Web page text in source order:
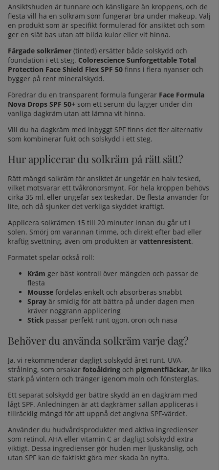
Ansiktshuden är tunnare och känsligare än kroppens, och de
flesta vill ha en solkräm som fungerar bra under makeup. Välj
en produkt som är specifikt formulerad för ansiktet och som
ger en slät bas utan att bilda kulor eller vit hinna.
Färgade solkrämer (tinted) ersätter både solskydd och
foundation i ett steg. Colorescience Sunforgettable Total
Protection Face Shield Flex SPF 50 finns i flera nyanser och
bygger på rent mineralskydd.
Föredrar du en transparent formula fungerar Face Formula
Nova Drops SPF 50+ som ett serum du lägger under din
vanliga dagkräm utan att lämna vit hinna.
Vill du ha dagkräm med inbyggt SPF finns det fler alternativ
som kombinerar fukt och solskydd i ett steg.
Hur applicerar du solkräm på rätt sätt?
Rätt mängd solkräm för ansiktet är ungefär en halv tesked,
vilket motsvarar ett tvåkronorsmynt. För hela kroppen behövs
cirka 35 ml, eller ungefär sex teskedar. De flesta använder för
lite, och då sjunker det verkliga skyddet kraftigt.
Applicera solkrämen 15 till 20 minuter innan du går ut i
solen. Smörj om varannan timme, och direkt efter bad eller
kraftig svettning, även om produkten är vattenresistent.
Formatet spelar också roll:
Kräm ger bäst kontroll över mängden och passar de
flesta
Mousse fördelas enkelt och absorberas snabbt
Spray är smidig för att bättra på under dagen men
kräver noggrann applicering
Stick passar perfekt runt ögon, öron och näsa
Behöver du använda solkräm varje dag?
Ja, vi rekommenderar dagligt solskydd året runt. UVA-
strålning, som orsakar fotoåldring och pigmentfläckar, är lika
stark på vintern och tränger igenom moln och fönsterglas.
Ett separat solskydd ger bättre skydd än en dagkräm med
lågt SPF. Anledningen är att dagkrämer sällan appliceras i
tillräcklig mängd för att uppnå det angivna SPF-värdet.
Använder du hudvårdsprodukter med aktiva ingredienser
som retinol, AHA eller vitamin C är dagligt solskydd extra
viktigt. Dessa ingredienser gör huden mer ljuskänslig, och
utan SPF kan de faktiskt göra mer skada än nytta.